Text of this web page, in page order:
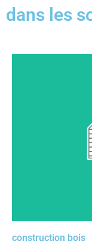
dans les
Vous avez la
bâtiment
assemblages
inclus de
listes de
nécessaires
construction bois